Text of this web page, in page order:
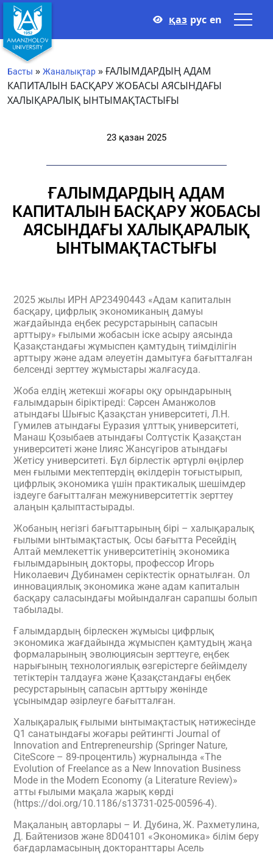
қаз рус en
Басты » Жаналықтар »ҒАЛЫМДАРДЫҢ АДАМ
КАПИТАЛЫН БАСҚАРУ ЖОБАСЫ АЯСЫНДАҒЫ
ХАЛЫҚАРАЛЫҚ ЫНТЫМАҚТАСТЫҒЫ
23 қазан 2025
ҒАЛЫМДАРДЫҢ АДАМ
КАПИТАЛЫН БАСҚАРУ ЖОБАСЫ
АЯСЫНДАҒЫ ХАЛЫҚАРАЛЫҚ
ЫНТЫМАҚТАСТЫҒЫ
2025 жылы ИРН AP23490443 «Адам капиталын
басқару, цифрлық экономиканың дамуы
жағдайында еңбек ресурстарының сапасын
арттыру» ғылыми жобасын іске асыру аясында
Қазақстандағы жұмыспен қамтудың тиімділігін
арттыру және адам әлеуетін дамытуға бағытталған
белсенді зерттеу жұмыстары жалғасуда.
Жоба елдің жетекші жоғары оқу орындарының
ғалымдарын біріктіреді: Сәрсен Аманжолов
атындағы Шығыс Қазақстан университеті, Л.Н.
Гумилев атындағы Еуразия ұлттық университеті,
Манаш Қозыбаев атындағы Солтүстік Қазақстан
университеті және Ілияс Жансүгіров атындағы
Жетісу университеті. Бұл бірлестік әртүрлі өңірлер
мен ғылыми мектептердің өкілдерін тоғыстырып,
цифрлық экономика үшін практикалық шешімдер
іздеуге бағытталған межуниверситеттік зерттеу
алаңын қалыптастырады.
Жобаның негізгі бағыттарының бірі – халықаралық
ғылыми ынтымақтастық. Осы бағытта Ресейдің
Алтай мемлекеттік университетінің экономика
ғылымдарының докторы, профессор Игорь
Николаевич Дубинамен серіктестік орнатылған. Ол
инновациялық экономика және адам капиталын
басқару саласындағы мойындалған сарапшы болып
табылады.
Ғалымдардың бірлескен жұмысы цифрлық
экономика жағдайында жұмыспен қамтудың жаңа
формаларының эволюциясын зерттеуге, еңбек
нарығының технологиялық өзгерістерге бейімделу
тетіктерін талдауға және Қазақстандағы еңбек
ресурстарының сапасын арттыру жөнінде
ұсынымдар әзірлеуге бағытталған.
Халықаралық ғылыми ынтымақтастық нәтижесінде
Q1 санатындағы жоғары рейтингті Journal of
Innovation and Entrepreneurship (Springer Nature,
CiteScore – 89-процентиль) журналында «The
Evolution of Freelance as a New Innovation Business
Mode in the Modern Economy (a Literature Review)»
атты ғылыми мақала жарық көрді
(https://doi.org/10.1186/s13731-025-00596-4).
Мақаланың авторлары – И. Дубина, Ж. Рахметулина,
Д. Байтенизов және 8D04101 «Экономика» білім беру
бағдарламасының докторанттары Асель